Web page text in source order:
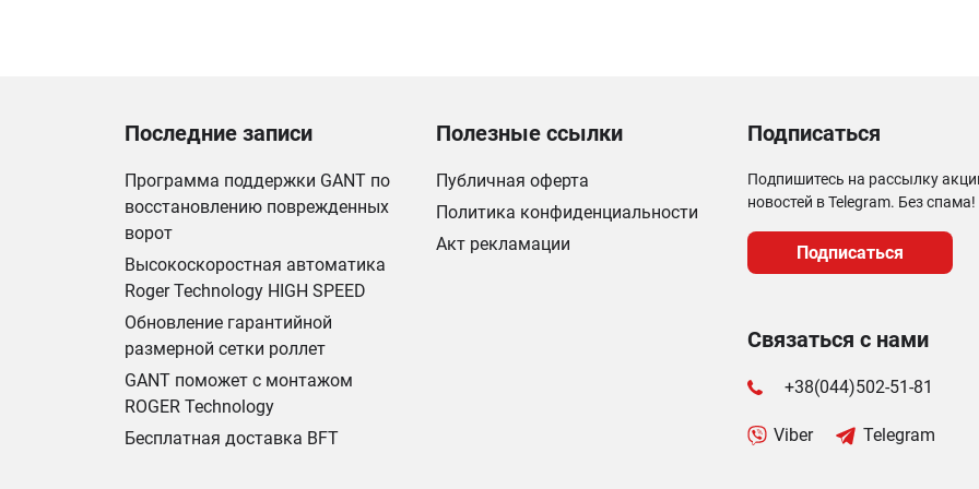
Последние записи
Программа поддержки GANT по
восстановлению поврежденных
ворот
Высокоскоростная автоматика
Roger Technology HIGH SPEED
Обновление гарантийной
размерной сетки роллет
GANT поможет с монтажом
ROGER Technology
Бесплатная доставка BFT
Полезные ссылки
Публичная оферта
Политика конфиденциальности
Акт рекламации
Подписаться
Подпишитесь на рассылку
новостей в Telegram. Без спама!
Подписаться
Связаться с нами
+38(044)502-51-81
Viber Telegram